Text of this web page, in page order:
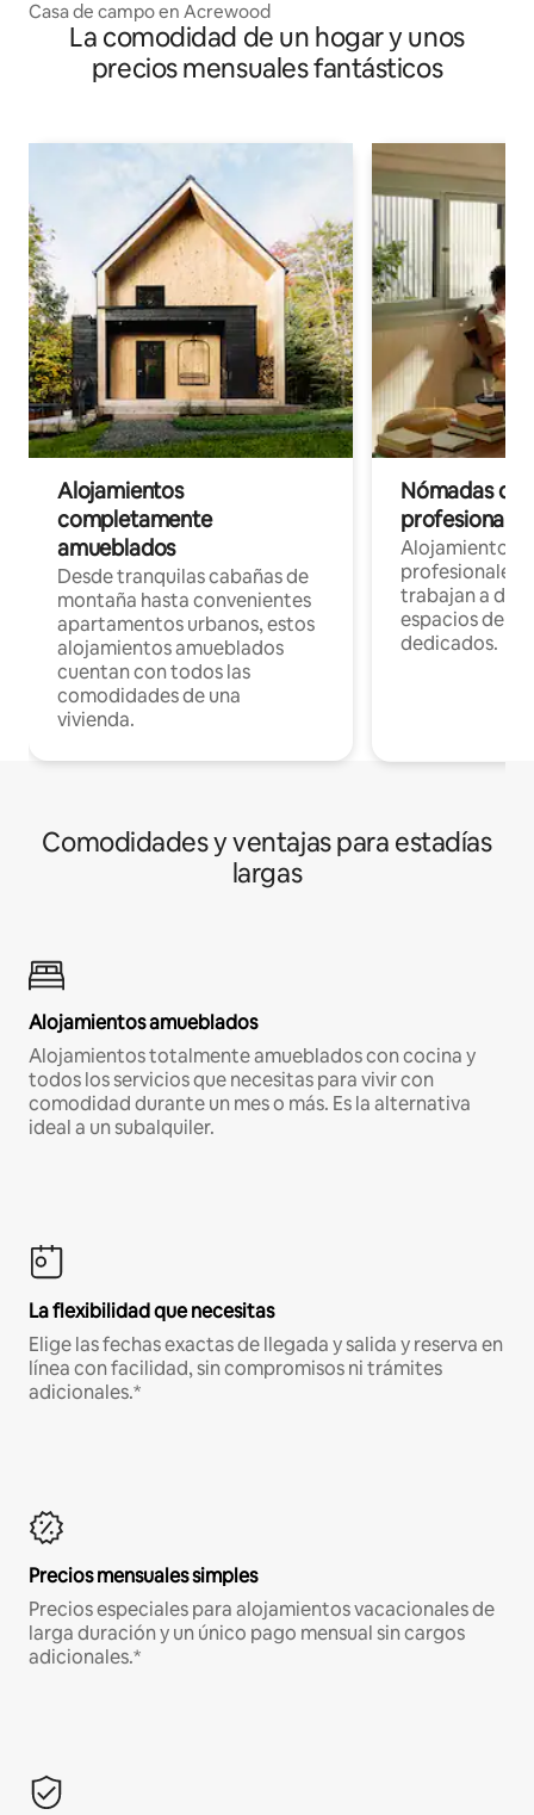
Casa de campo en Acrewood
La comodidad de un hogar y unos
precios mensuales fantásticos
Alojamientos
completamente
amueblados
Desde tranquilas cabañas de
montaña hasta convenientes
apartamentos urbanos, estos
alojamientos amueblados
cuentan con todos las
comodidades de una
vivienda.
Nómadas
Alojamientos
profesionales
trabajan a
espacios de
dedicados.
Comodidades y ventajas para estadías
largas
Alojamientos amueblados
Alojamientos totalmente amueblados con cocina y
todos los servicios que necesitas para vivir con
comodidad durante un mes o más. Es la alternativa
ideal a un subalquiler.
La flexibilidad que necesitas
Elige las fechas exactas de llegada y salida y reserva en
línea con facilidad, sin compromisos ni trámites
adicionales.*
Precios mensuales simples
Precios especiales para alojamientos vacacionales de
larga duración y un único pago mensual sin cargos
adicionales.*